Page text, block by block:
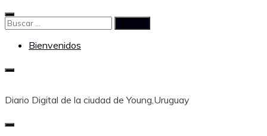
Saltar
al
Buscar:
Bienvenidos
Diario Digital de la ciudad de Young,Uruguay